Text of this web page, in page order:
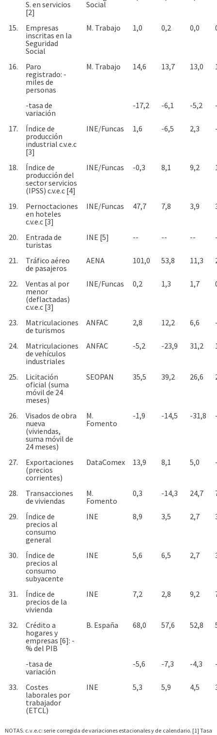
S. en servicios
[2]
Social
15.
Empresas
inscritas en la
Seguridad
Social
M. Trabajo 1,0 0,2 0,0
16.
Paro
registrado: -
miles de
personas
M. Trabajo 14,6 13,7 13,0
-tasa de
variación
-17,2 -6,1 -5,2
17.
Índice de
producción
industrial c.v.e.c
[3]
INE/Funcas 1,6 -6,5 2,3
18.
Índice de
producción del
sector servicios
(IPSS) c.v.e.c [4]
INE/Funcas -0,3 8,1 9,2
19.
Pernoctaciones
en hoteles
c.v.e.c [3]
INE/Funcas 47,7 7,8 3,9
20.
Entrada de
turistas
INE [5] -- -- --
21.
Tráfico aéreo
de pasajeros
AENA 101,0 53,8 11,3
22.
Ventas al por
menor
(deflactadas)
c.v.e.c [3]
INE/Funcas 0,2 1,3 1,7
23.
Matriculaciones
de turismos
ANFAC 2,8 12,2 6,6
24.
Matriculaciones
de vehículos
industriales
ANFAC -5,2 -23,9 31,2
25.
Licitación
oficial (suma
móvil de 24
meses)
SEOPAN 35,5 39,2 26,6
26.
Visados de obra
nueva
(viviendas,
suma móvil de
24 meses)
M.
Fomento
-1,9 -14,5 -31,8
27.
Exportaciones
(precios
corrientes)
DataComex 13,9 8,1 5,0
28.
Transacciones
de viviendas
M.
Fomento
0,3 -14,3 24,7
29.
Índice de
precios al
consumo
general
INE 8,9 3,5 2,7
30.
Índice de
precios al
consumo
subyacente
INE 5,6 6,5 2,7
31.
Índice de
precios de la
vivienda
INE 7,2 2,8 9,2
32.
Crédito a
hogares y
empresas [6]: -
% del PIB
B. España 68,0 57,6 52,8
-tasa de
variación
-5,6 -7,3 -4,3
33.
Costes
laborales por
trabajador
(ETCL)
INE 5,3 5,9 4,5
NOTAS. c.v.e.c: serie corregida de variaciones estacionales y de calendario. [1] Tasa